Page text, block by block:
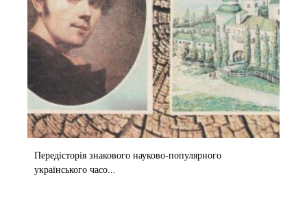
Передісторія знакового науково-популярного
українського часо...